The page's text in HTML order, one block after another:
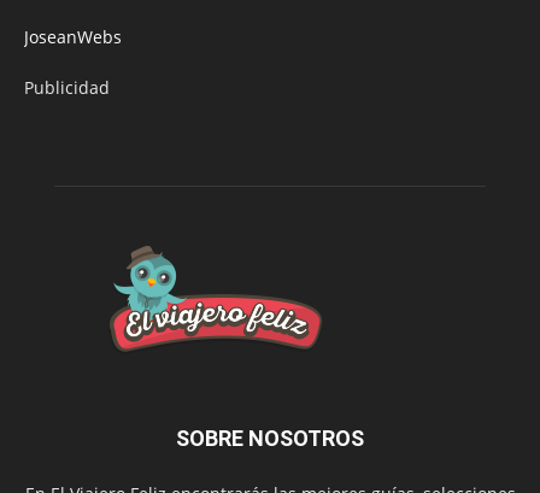
JoseanWebs
Publicidad
SOBRE NOSOTROS